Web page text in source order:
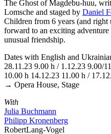
The Ghost of Magdebu-huu,
Lomsche and staged by Daniel
Children from 6 years (and
forward to an exciting
unusual friendship.
Dates with English and
28.11.23 9.00 h / 1.12.23 9.00/
10.00 h 14.12.23 11.00 h /
→ Opera House, Stage
With
Julia Buchmann
Philipp Kronenberg
RobertLang-Vogel